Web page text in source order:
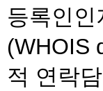
등록인
(WHOIS
적 연락